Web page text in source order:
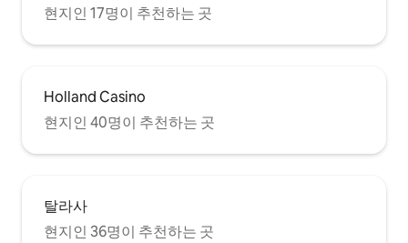
현지인 17명이 추천하는 곳
Holland Casino
현지인 40명이 추천하는 곳
탈라사
현지인 36명이 추천하는 곳